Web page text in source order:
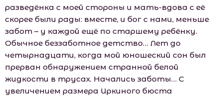
разведёнка с моей стороны и мать-вдова с её
скорее были рады: вместе, и бог с нами, меньше
забот – у каждой ещё по старшему ребёнку.
Обычное беззаботное детство… Лет до
четырнадцати, когда мой юношеский сон был
прерван обнаружением странной белой
жидкости в трусах. Начались заботы… С
увеличением размера Иркиного бюста